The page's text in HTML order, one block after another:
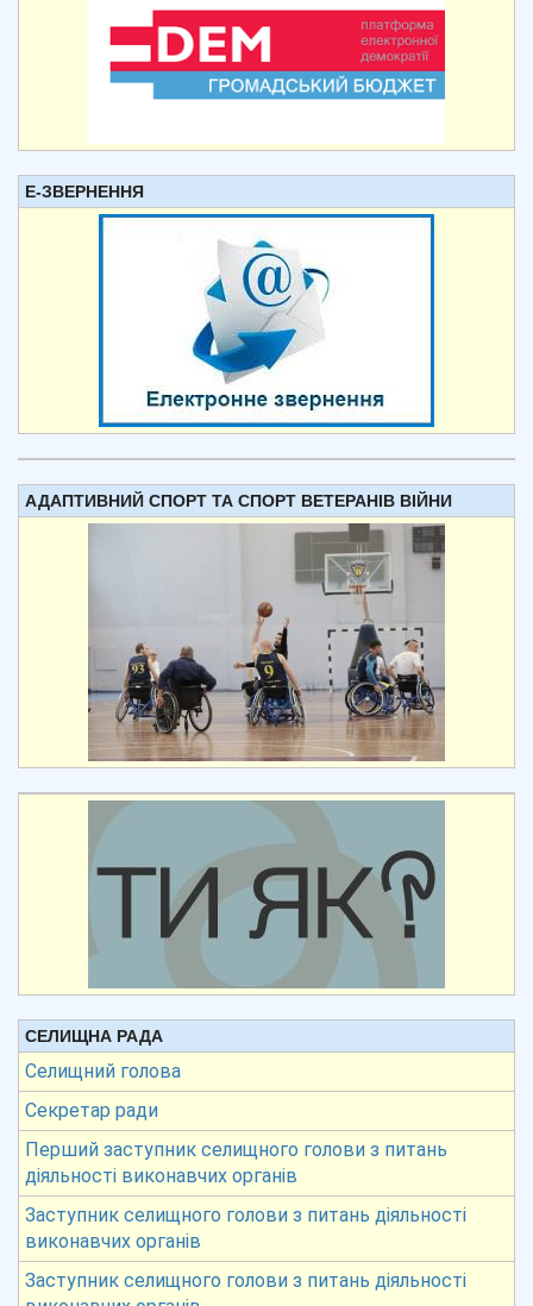
Е-ЗВЕРНЕННЯ
АДАПТИВНИЙ СПОРТ ТА СПОРТ ВЕТЕРАНІВ ВІЙНИ
СЕЛИЩНА РАДА
Селищний голова
Секретар ради
Перший заступник селищного голови з питань
діяльності виконавчих органів
Заступник селищного голови з питань діяльності
виконавчих органів
Заступник селищного голови з питань діяльності